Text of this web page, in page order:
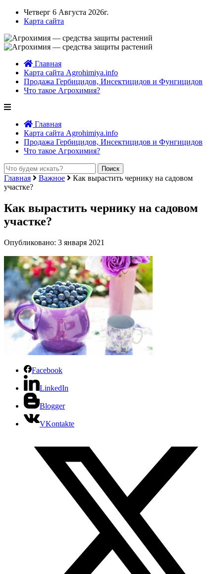
Четверг 6 Августа 2026г.
Карта сайта
Главная
Карта сайта Agrohimiya.info
Продажа Гербицидов, Инсектицидов и Фунгицидов
Что такое Агрохимия?
Главная
Карта сайта Agrohimiya.info
Продажа Гербицидов, Инсектицидов и Фунгицидов
Что такое Агрохимия?
Главная Важное
Как вырастить чернику на садовом
участке?
Как вырастить чернику на садовом
участке?
Опубликовано: 3 января 2021
Facebook
LinkedIn
Blogger
VKontakte